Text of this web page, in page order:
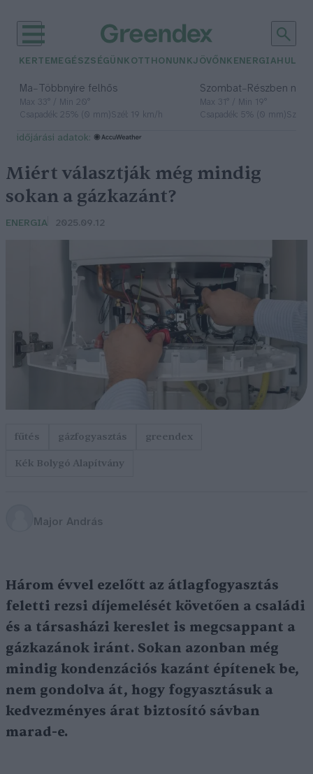
KERTEM EGÉSZSÉGÜNK OTTHONUNKJÖVŐNK ENERGIA
Ma– Többnyire felhős
Max 33° / Min 20°
Csapadék: 25% (0 mm)Szél: 19 km/h
Szombat– Részben
Max 31° / Min 19°
Csapadék: 5% (0 mm)Szél:
időjárási adatok:
Miért választják még mindig
sokan a gázkazánt?
ENERGIA 2025.09.12
fűtés gázfogyasztás
greendex
Kék Bolygó Alapítvány
Major András
Három évvel ezelőtt az átlagfogyasztás
feletti rezsi díjemelését követően a családi
és a társasházi kereslet is megcsappant a
gázkazánok iránt. Sokan azonban még
mindig kondenzációs kazánt építenek be,
nem gondolva át, hogy fogyasztásuk a
kedvezményes árat biztosító sávban
marad-e.